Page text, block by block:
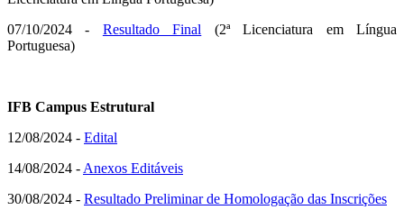
07/10/2024 - Resultado Final (2ª Licenciatura em Língua
Portuguesa)
IFB Campus Estrutural
12/08/2024 - Edital
14/08/2024 - Anexos Editáveis
30/08/2024 - Resultado Preliminar de Homologação das Inscrições